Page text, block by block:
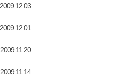
2009.12.03
2009.12.01
2009.11.20
2009.11.14